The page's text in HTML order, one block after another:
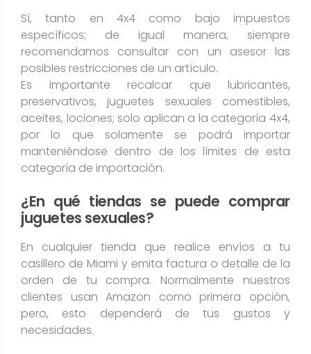
Sí, tanto en 4x4 como bajo impuestos
específicos; de igual manera, siempre
recomendamos consultar con un asesor las
posibles restricciones de un artículo.
Es importante recalcar que lubricantes,
preservativos, juguetes sexuales comestibles,
aceites, lociones; solo aplican a la categoría 4x4,
por lo que solamente se podrá importar
manteniéndose dentro de los límites de esta
categoría de importación.
¿En qué tiendas se puede comprar
juguetes sexuales?
En cualquier tienda que realice envíos a tu
casillero de Miami y emita factura o detalle de la
orden de tu compra. Normalmente nuestros
clientes usan Amazon como primera opción,
pero, esto dependerá de tus gustos y
necesidades.